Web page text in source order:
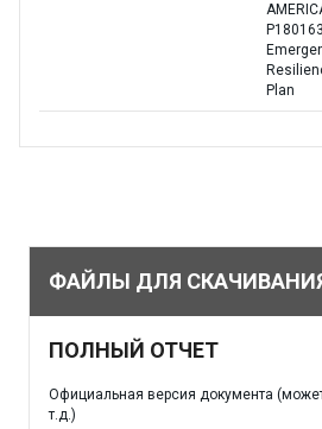
Plan
ФАЙЛЫ ДЛЯ
ПОЛНЫЙ ОТЧЕТ
Официальная версия документа
т.д.)